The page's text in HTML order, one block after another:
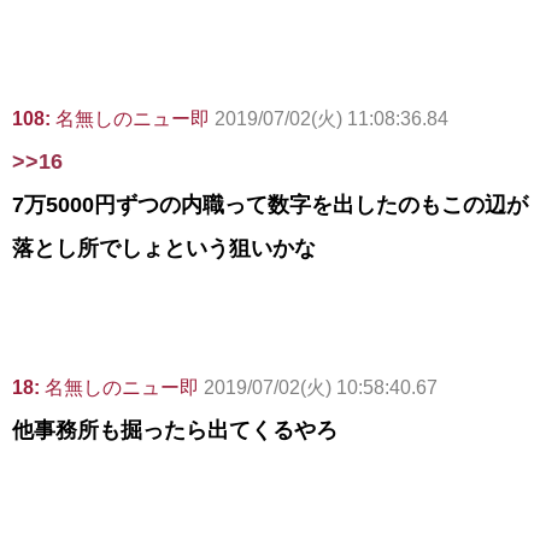
108: 名無しのニュー即 2019/07/02(火) 11:08:36.84
>>16
7万5000円ずつの内職って数字を出したのもこの辺が
落とし所でしょという狙いかな
18: 名無しのニュー即 2019/07/02(火) 10:58:40.67
他事務所も掘ったら出てくるやろ